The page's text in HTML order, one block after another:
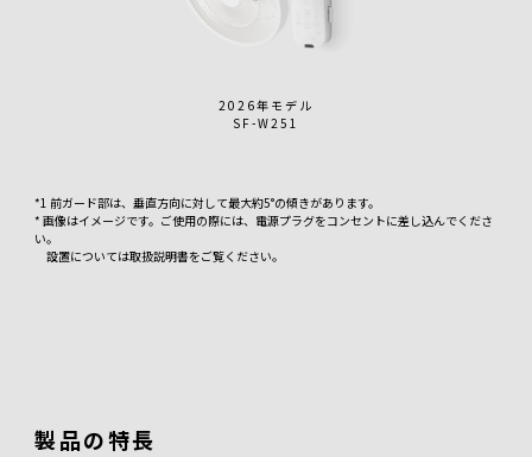
2026年モデル
SF-W251
*1 前ガード部は、垂直方向に対して最大約5°の傾きがあります。
* 画像はイメージです。ご使用の際には、電源プラグをコンセントに差し込んでくださ
い。
設置については取扱説明書をご覧ください。
製品の特長